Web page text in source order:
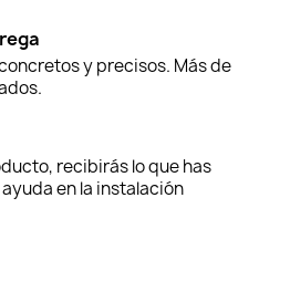
y precisos. Más de
recibirás lo que has
en la instalación